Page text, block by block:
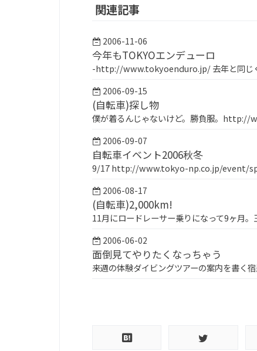
関連記事
2006-11-06
今年もTOKYOエンデューロ
-http://www.tokyoenduro.jp/ 去年と同じ
2006-09-15
(自転車)探し物
僕が着るんじゃないけど。勝負服。
2006-09-07
自転車イベント2006秋冬
9/17 http://www.tokyo-np.co.jp/event/
2006-08-17
(自転車)2,000km!
11月にロードレーサー乗りになって9ヶ月
2006-06-02
面倒見てやりたくなっちゃう
来週の体験ダイビングツアーの案内を書く